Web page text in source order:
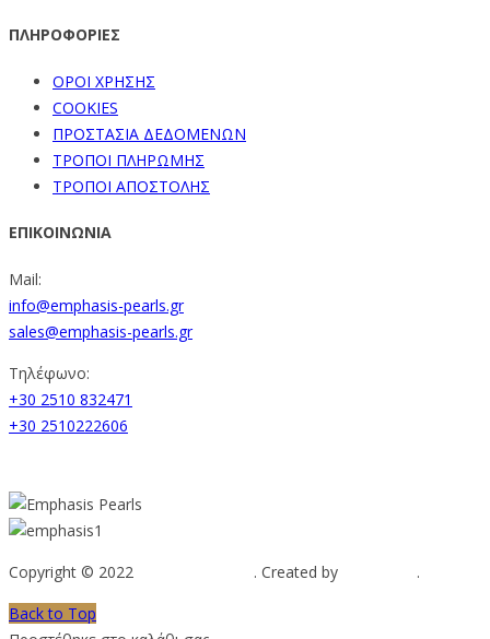
ΠΛΗΡΟΦΟΡΙΕΣ
ΟΡΟΙ ΧΡΗΣΗΣ
COOKIES
ΠΡΟΣΤΑΣΙΑ ΔΕΔΟΜΕΝΩΝ
ΤΡΟΠΟΙ ΠΛΗΡΩΜΗΣ
ΤΡΟΠΟΙ ΑΠΟΣΤΟΛΗΣ
ΕΠΙΚΟΙΝΩΝΙΑ
Mail:
info@emphasis-pearls.gr
sales@emphasis-pearls.gr
Τηλέφωνο:
+30 2510 832471
+30 2510222606
Copyright © 2022 . Created by
.
Back to Top